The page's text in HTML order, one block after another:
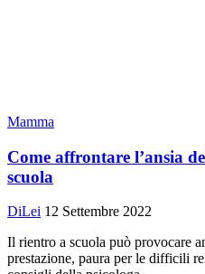
Mamma
Come affrontare l’ansia
scuola
DiLei 12 Settembre 2022
Il rientro a scuola può provocare
prestazione, paura per le difficili